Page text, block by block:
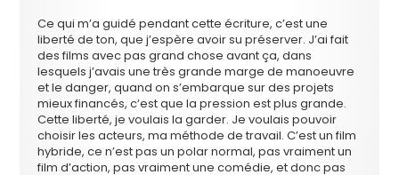
Ce qui m’a guidé pendant cette écriture, c’est une
liberté de ton, que j’espère avoir su préserver. J’ai fait
des films avec pas grand chose avant ça, dans
lesquels j’avais une très grande marge de manoeuvre
et le danger, quand on s’embarque sur des projets
mieux financés, c’est que la pression est plus grande.
Cette liberté, je voulais la garder. Je voulais pouvoir
choisir les acteurs, ma méthode de travail. C’est un film
hybride, ce n’est pas un polar normal, pas vraiment un
film d’action, pas vraiment une comédie, et donc pas